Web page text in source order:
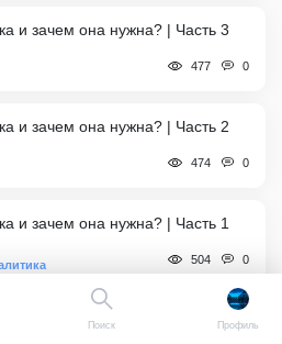
и зачем она нужна? | Часть 3
477 0
и зачем она нужна? | Часть 2
474 0
и зачем она нужна? | Часть 1
504 0
за 2 года
Поиск Профиль